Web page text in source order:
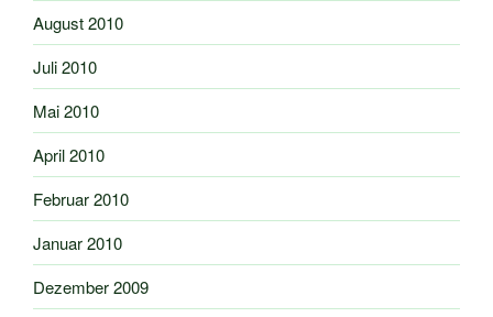
August 2010
Juli 2010
Mai 2010
April 2010
Februar 2010
Januar 2010
Dezember 2009